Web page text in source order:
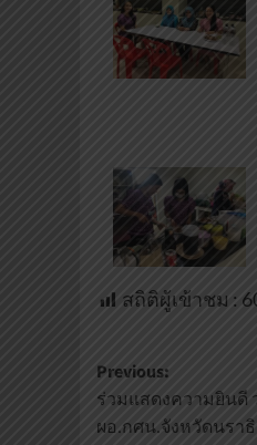
สถิติผู้เข้าชม :
Previous:
ร่วมแสดงความยินดี
ผอ.กศน.จังหวัดนรา